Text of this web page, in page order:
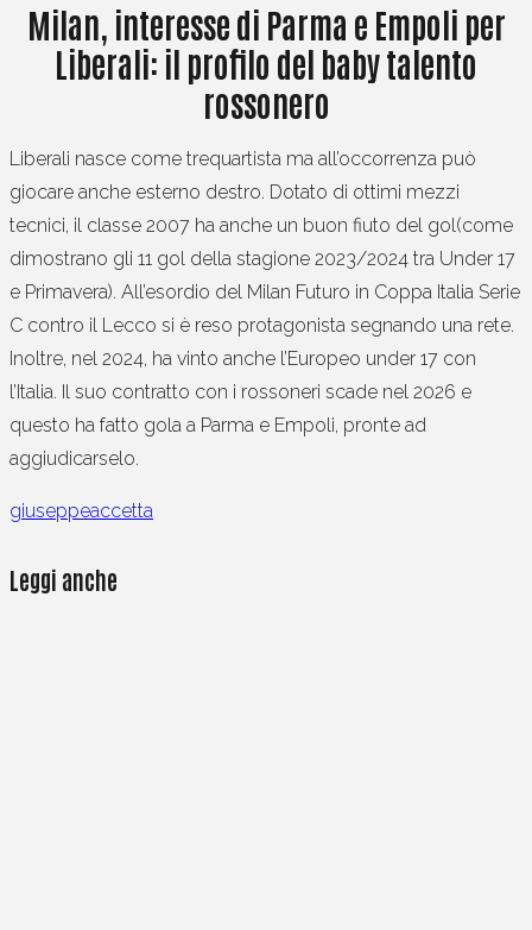
Milan, interesse di Parma e Empoli per
Liberali: il profilo del baby talento
rossonero
Liberali nasce come trequartista ma all’occorrenza può
giocare anche esterno destro. Dotato di ottimi mezzi
tecnici, il classe 2007 ha anche un buon fiuto del gol(come
dimostrano gli 11 gol della stagione 2023/2024 tra Under 17
e Primavera). All’esordio del Milan Futuro in Coppa Italia Serie
C contro il Lecco si è reso protagonista segnando una rete.
Inoltre, nel 2024, ha vinto anche l’Europeo under 17 con
l’Italia. Il suo contratto con i rossoneri scade nel 2026 e
questo ha fatto gola a Parma e Empoli, pronte ad
aggiudicarselo.
giuseppeaccetta
Leggi anche